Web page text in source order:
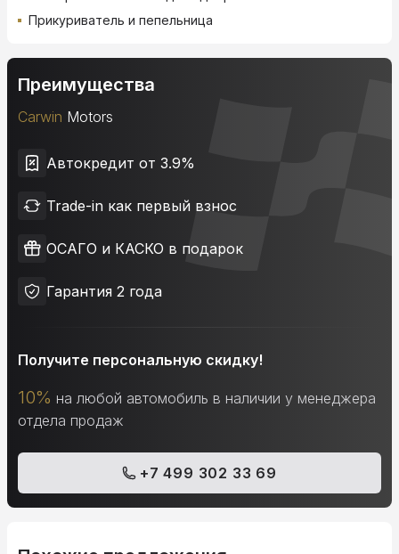
Прикуриватель и пепельница
Преимущества
Carwin Motors
Автокредит от 3.9%
Trade-in как первый взнос
ОСАГО и КАСКО в подарок
Гарантия 2 года
Получите персональную скидку!
10% на любой автомобиль в наличии у менеджера
отдела продаж
+7 499 302 33 69